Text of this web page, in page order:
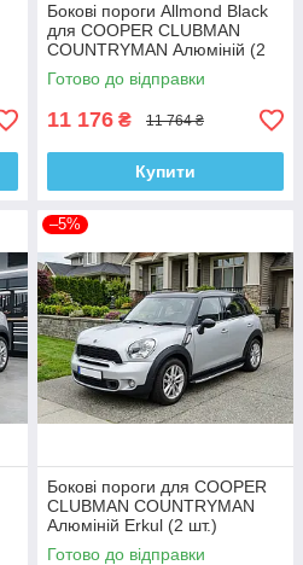
Бокові пороги Allmond Black
для COOPER CLUBMAN
COUNTRYMAN Алюміній (2
шт.)
Готово до відправки
11 176 ₴ 11 764 ₴
Купити
–5%
Бокові пороги для COOPER
CLUBMAN COUNTRYMAN
Алюміній Erkul (2 шт.)
Готово до відправки